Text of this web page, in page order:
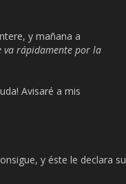
y mañana a
va rápidamente por la
Avisaré a mis
y éste le declara su